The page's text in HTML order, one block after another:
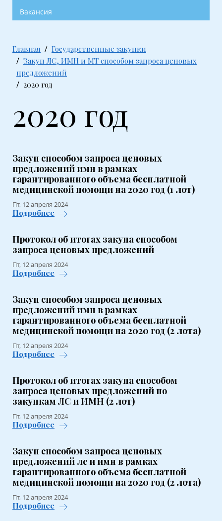
Вакансия
Главная
Государственные закупки
Закуп ЛС, ИМН и МТ способом запроса ценовых
предложений
2020 год
2020 год
Закуп способом запроса ценовых
предложений имн в рамках
гарантированного объема бесплатной
медицинской помощи на 2020 год (1 лот)
Пт, 12 апреля 2024
Подробнее
Протокол об итогах закупа способом
запроса ценовых предложений
Пт, 12 апреля 2024
Подробнее
Закуп способом запроса ценовых
предложений имн в рамках
гарантированного объема бесплатной
медицинской помощи на 2020 год (2 лота)
Пт, 12 апреля 2024
Подробнее
Протокол об итогах закупа способом
запроса ценовых предложений по
закупкам ЛС и ИМН (2 лот)
Пт, 12 апреля 2024
Подробнее
Закуп способом запроса ценовых
предложений лс и имн в рамках
гарантированного объема бесплатной
медицинской помощи на 2020 год (2 лота)
Пт, 12 апреля 2024
Подробнее